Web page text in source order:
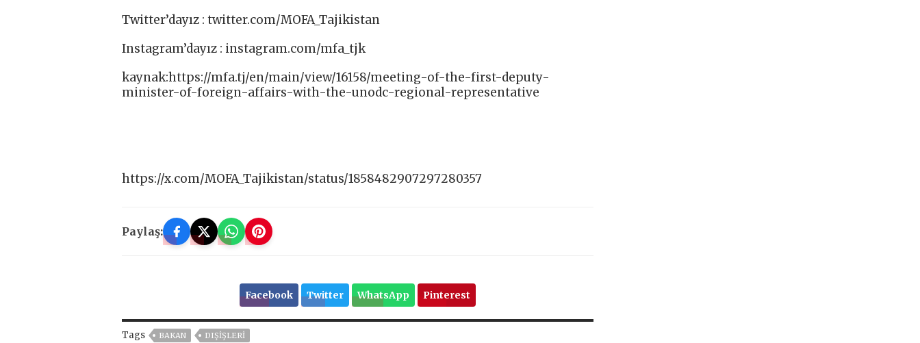
Twitter’dayız : twitter.com/MOFA_Tajikistan​
Instagram’dayız : instagram.com/mfa_tjk
kaynak:https://mfa.tj/en/main/view/16158/meeting-of-the-first-deputy-
minister-of-foreign-affairs-with-the-unodc-regional-representative
https://x.com/MOFA_Tajikistan/status/1858482907297280357
Paylaş:
Facebook Twitter WhatsApp Pinterest
Tags BAKAN
DIŞIŞLERI